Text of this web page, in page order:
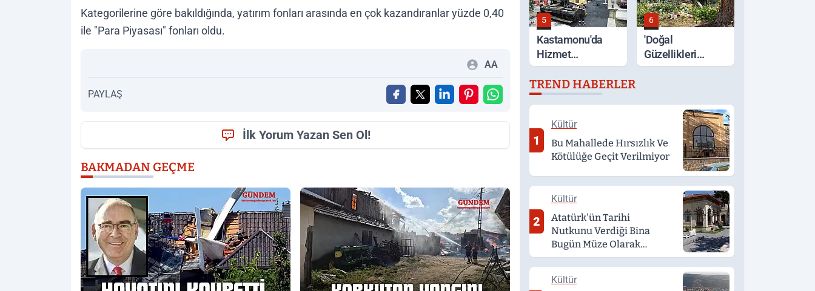
Kategorilerine göre bakıldığında, yatırım fonları arasında en çok kazandıranlar yüzde 0,40
ile "Para Piyasası" fonları oldu.
AA
PAYLAŞ
İlk Yorum Yazan Sen Ol!
BAKMADAN GEÇME
5
Kastamonu'da
Hizmet
Seferberliği
6
'Doğal
Güzellikleri
Koruyalım' Çağrısı
TREND HABERLER
1
Kültür
Bu Mahallede Hırsızlık Ve
Kötülüğe Geçit Verilmiyor
2
Kültür
Atatürk'ün Tarihi
Nutkunu Verdiği Bina
Bugün Müze Olarak
Hizmet Veriyor
Kültür